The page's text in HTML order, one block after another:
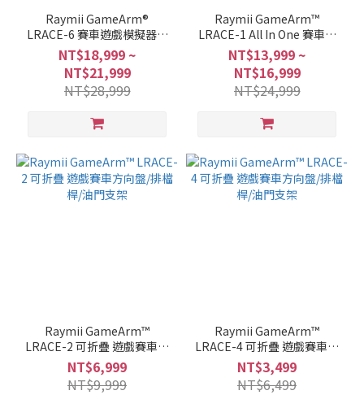
Raymii GameArm®
LRACE-6 賽車遊戲模擬器駕
駛艙 賽車座椅/方向盤/排檔
桿/油門支架
NT$18,999 ~
NT$21,999
NT$28,999
Raymii GameArm™
LRACE-1 All In One 賽車遊
戲模擬器駕駛艙 電視螢幕/賽
車座椅/方向盤/排檔桿/油門
支架
NT$13,999 ~
NT$16,999
NT$24,999
Raymii GameArm™
LRACE-2 可折疊 遊戲賽車方
向盤/排檔桿/油門支架
NT$6,999
NT$9,999
Raymii GameArm™
LRACE-4 可折疊 遊戲賽車方
向盤/排檔桿/油門支架
NT$3,499
NT$6,499